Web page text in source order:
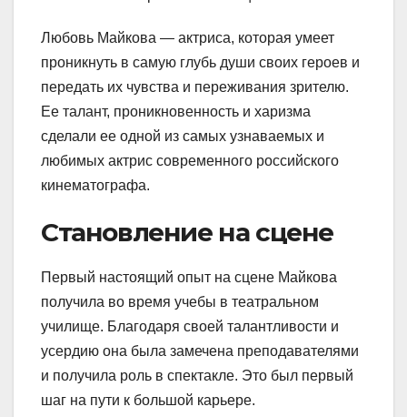
Любовь Майкова — актриса, которая умеет
проникнуть в самую глубь души своих героев и
передать их чувства и переживания зрителю.
Ее талант, проникновенность и харизма
сделали ее одной из самых узнаваемых и
любимых актрис современного российского
кинематографа.
Становление на сцене
Первый настоящий опыт на сцене Майкова
получила во время учебы в театральном
училище. Благодаря своей талантливости и
усердию она была замечена преподавателями
и получила роль в спектакле. Это был первый
шаг на пути к большой карьере.